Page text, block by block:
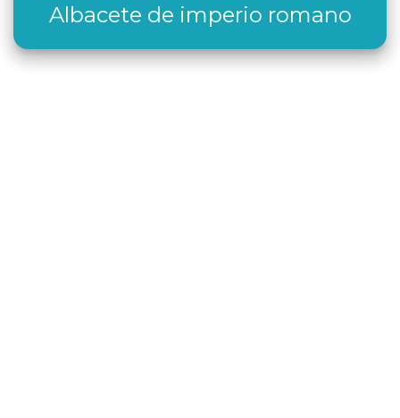
Albacete de imperio romano